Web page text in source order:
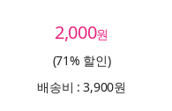
2,000원
(71% 할인)
배송비 : 3,900원